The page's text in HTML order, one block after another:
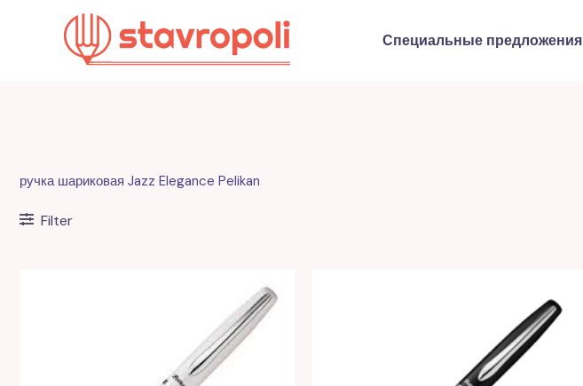
содержимому
Специальные предложения
ручка шариковая Jazz Elegance Pelikan
Filter